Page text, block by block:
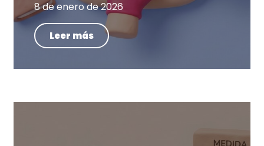
8 de enero de 2026
Leer más